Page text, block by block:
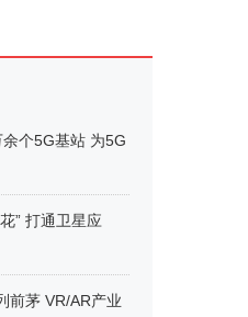
个5G基站 为5G
” 打通卫星应
前茅 VR/AR产业